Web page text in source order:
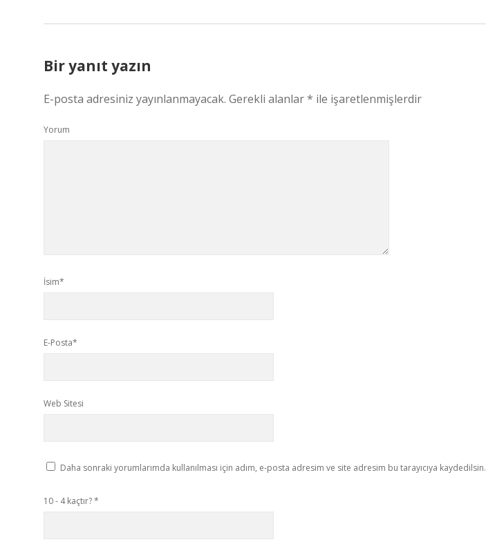
Bir yanıt yazın
E-posta adresiniz yayınlanmayacak. Gerekli alanlar* ile işaretlenmişlerdir
Yorum
İsim*
E-Posta*
Web Sitesi
Daha sonraki yorumlarımda kullanılması için adım, e-posta adresim ve site adresim bu tarayıcıya kaydedilsin.
10 - 4 kaçtır?*